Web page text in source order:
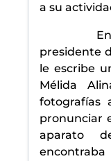
a su
En
presidente
le escribe
Mélida
fotografías
pronunciar
aparato